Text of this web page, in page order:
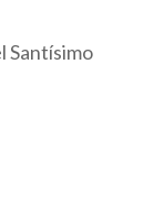
Santísimo